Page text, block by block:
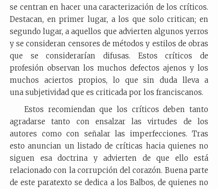
se centran en hacer una caracterización de los críticos.
Destacan, en primer lugar, a los que solo critican; en
segundo lugar, a aquellos que advierten algunos yerros
y se consideran censores de métodos y estilos de obras
que se considerarían difusas. Estos críticos de
profesión observan los muchos defectos ajenos y los
muchos aciertos propios, lo que sin duda lleva a
una subjetividad que es criticada por los franciscanos.
Estos recomiendan que los críticos deben tanto
agradarse tanto con ensalzar las virtudes de los
autores como con señalar las imperfecciones. Tras
esto anuncian un listado de críticas hacia quienes no
siguen esa doctrina y advierten de que ello está
relacionado con la corrupción del corazón. Buena parte
de este paratexto se dedica a los Balbos, de quienes no